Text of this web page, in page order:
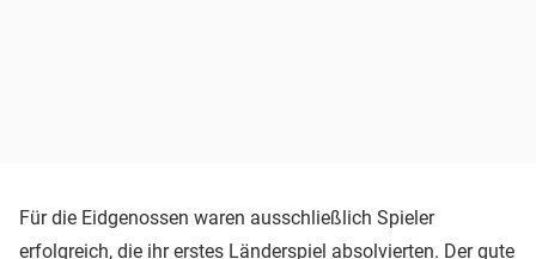
Für die Eidgenossen waren ausschließlich Spieler
erfolgreich, die ihr erstes Länderspiel absolvierten. Der gute